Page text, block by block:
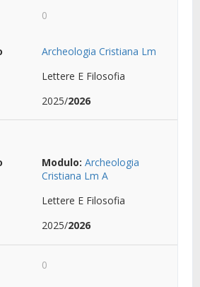
0
Archeologia Cristiana Lm
Lettere E Filosofia
2025/2026
Modulo: Archeologia
Cristiana Lm A
Lettere E Filosofia
2025/2026
0